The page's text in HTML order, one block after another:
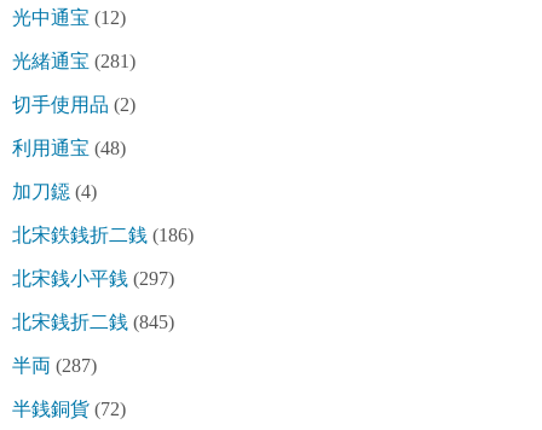
光中通宝 (12)
光緒通宝 (281)
切手使用品 (2)
利用通宝 (48)
加刀鐚 (4)
北宋鉄銭折二銭 (186)
北宋銭小平銭 (297)
北宋銭折二銭 (845)
半両 (287)
半銭銅貨 (72)